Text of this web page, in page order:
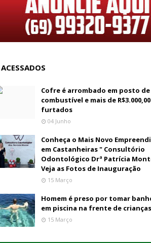
Cofre é arrombado em posto de
combustível e mais de
furtados
04 Junho
Conheça o Mais Novo
em Castanheiras " Consultório
Odontológico Drª Patrícia
Veja as Fotos de Inauguração
15 Março
Homem é preso por tomar
em piscina na frente de crianças
15 Março